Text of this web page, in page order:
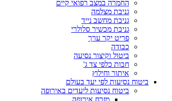
החמרה במצב רפואי קיים
גניבת מצלמה
גניבת מחשב נייד
גניבת מכשיר סלולרי
פריט יקר ערך
כבודה
ביטול וקיצור נסיעה
חבות כלפי צד ג'
איתור וחילוץ
ביטוח נסיעות לפי יעד בעולם
ביטוח נסיעות ליעדים באירופה
מזרח אירופה